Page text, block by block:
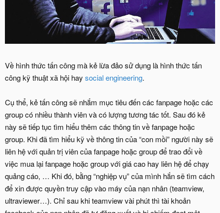
Về hình thức tấn công mà kẻ lừa đảo sử dụng là hình thức tấn
công kỹ thuật xã hội hay social engineering.
Cụ thể, kẻ tấn công sẽ nhắm mục tiêu đến các fanpage hoặc các
group có nhiều thành viên và có lượng tương tác tốt. Sau đó kẻ
này sẽ tiếp tục tìm hiểu thêm các thông tin về fanpage hoặc
group. Khi đã tìm hiểu kỹ về thông tin của “con mồi” người này sẽ
liên hệ với quản trị viên của fanpage hoặc group để trao đổi về
việc mua lại fanpage hoặc group với giá cao hay liên hệ để chạy
quảng cáo, … Khi đó, bằng “nghiệp vụ” của mình hắn sẽ tìm cách
để xin được quyền truy cập vào máy của nạn nhân (teamview,
ultraviewer…). Chỉ sau khi teamview vài phút thì tài khoản